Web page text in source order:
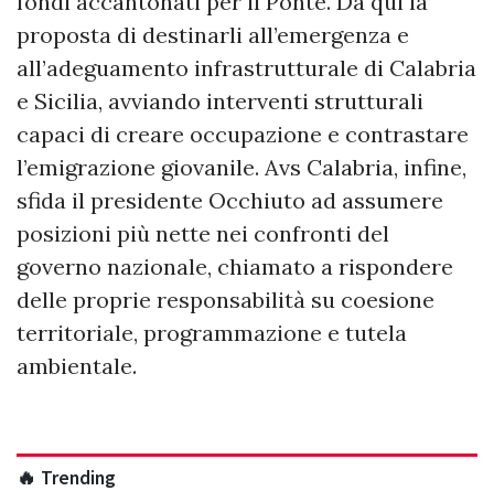
proposta di destinarli all’emergenza e
all’adeguamento infrastrutturale di Calabria
e Sicilia, avviando interventi strutturali
capaci di creare occupazione e contrastare
l’emigrazione giovanile. Avs Calabria, infine,
sfida il presidente Occhiuto ad assumere
posizioni più nette nei confronti del
governo nazionale, chiamato a rispondere
delle proprie responsabilità su coesione
territoriale, programmazione e tutela
ambientale.
🔥 Trending